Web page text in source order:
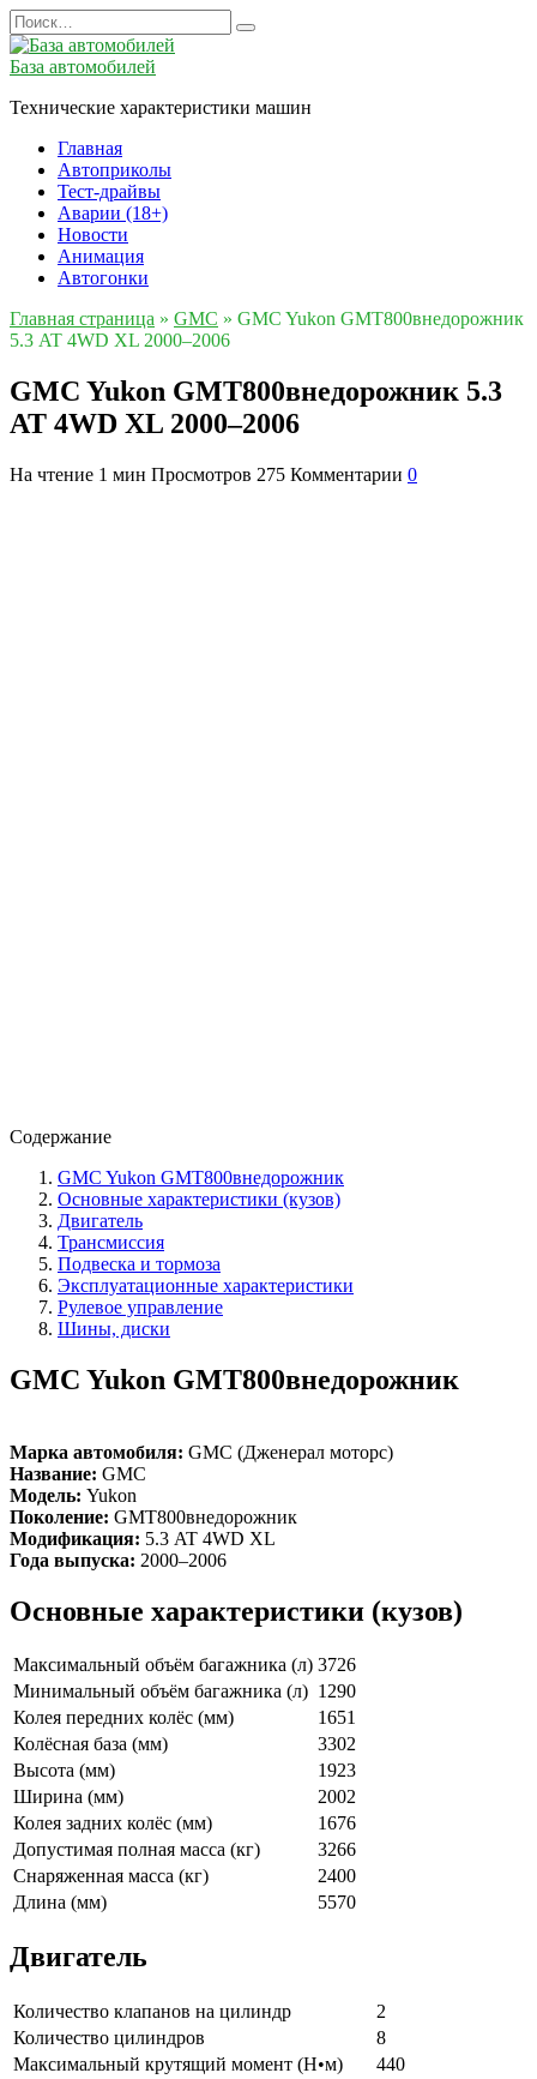
Перейти
к
содержанию
Search
for:
База автомобилей
Технические характеристики машин
Главная
Автоприколы
Тест-драйвы
Аварии (18+)
Новости
Анимация
Автогонки
Главная страница » GMC » GMC Yukon GMT800внедорожник
5.3 AT 4WD XL 2000–2006
GMC Yukon GMT800внедорожник 5.3
AT 4WD XL 2000–2006
На чтение 1 мин Просмотров 275 Комментарии 0
Содержание
GMC Yukon GMT800внедорожник
Основные характеристики (кузов)
Двигатель
Трансмиссия
Подвеска и тормоза
Эксплуатационные характеристики
Рулевое управление
Шины, диски
GMC Yukon GMT800внедорожник
Марка автомобиля: GMC (Дженерал моторс)
Название: GMC
Модель: Yukon
Поколение: GMT800внедорожник
Модификация: 5.3 AT 4WD XL
Года выпуска: 2000–2006
Основные характеристики (кузов)
Максимальный объём багажника (л) 3726
Минимальный объём багажника (л) 1290
Колея передних колёс (мм)
1651
Колёсная база (мм)
3302
Высота (мм)
1923
Ширина (мм)
2002
Колея задних колёс (мм)
1676
Допустимая полная масса (кг)
3266
Снаряженная масса (кг)
2400
Длина (мм)
5570
Двигатель
Количество клапанов на цилиндр
2
Количество цилиндров
8
Максимальный крутящий момент (Н•м)
440